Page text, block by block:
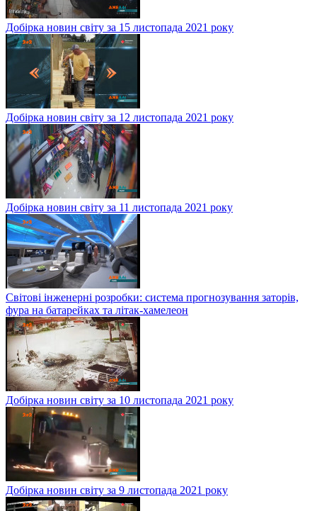
Добірка новин світу за 15 листопада 2021 року
Добірка новин світу за 12 листопада 2021 року
Добірка новин світу за 11 листопада 2021 року
Світові інженерні розробки: система прогнозування заторів,
фура на батарейках та літак-хамелеон
Добірка новин світу за 10 листопада 2021 року
Добірка новин світу за 9 листопада 2021 року